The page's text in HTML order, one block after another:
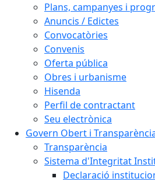
Plans, campanyes i
Anuncis / Edictes
Convocatòries
Convenis
Oferta pública
Obres i urbanisme
Hisenda
Perfil de contractant
Seu electrònica
Govern Obert i
Transparència
Sistema d'Integritat
Declaració